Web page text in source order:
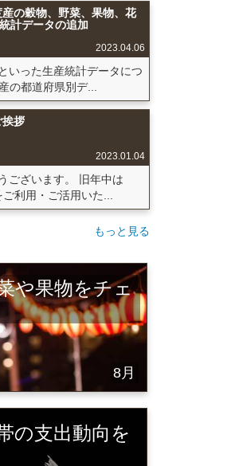
の穀物、野菜、果物、花
計データの追加
2023.04.06
いった生産統計データにつ
の都道府県別デ...
拶
2023.01.04
ございます。 旧年中は
利用・ご活用いた...
もっと見る
や果物をチェ
8月
の支出動向を